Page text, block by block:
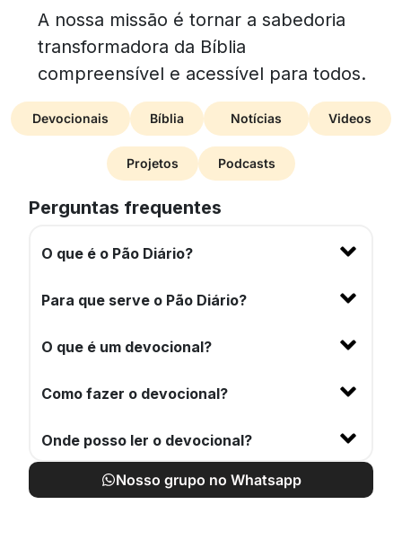
A nossa missão é tornar a sabedoria
transformadora da Bíblia
compreensível e acessível para todos.
Devocionais Bíblia Notícias Videos
Projetos Podcasts
Perguntas frequentes
O que é o Pão Diário?
Para que serve o Pão Diário?
O que é um devocional?
Como fazer o devocional?
Onde posso ler o devocional?
Nosso grupo no Whatsapp